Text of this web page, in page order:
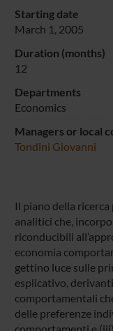
Starting date
March 1, 2005
Duration (months)
12
Departments
Economics
Managers or local
Tondini Giovanni
Il piano della
analitici che,
riconducibili
economia
gettino luce sulle
esplicativo,
comportamentali
delle preferenze